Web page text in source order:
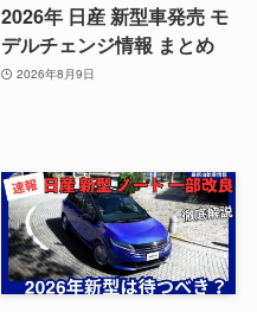
2026年 日産 新型車発売 モ
デルチェンジ情報 まとめ
2026年8月9日